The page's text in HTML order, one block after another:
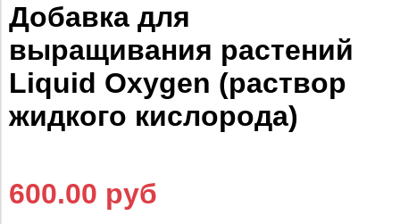
Добавка для
выращивания растений
Liquid Oxygen (раствор
жидкого кислорода)
600.00 руб